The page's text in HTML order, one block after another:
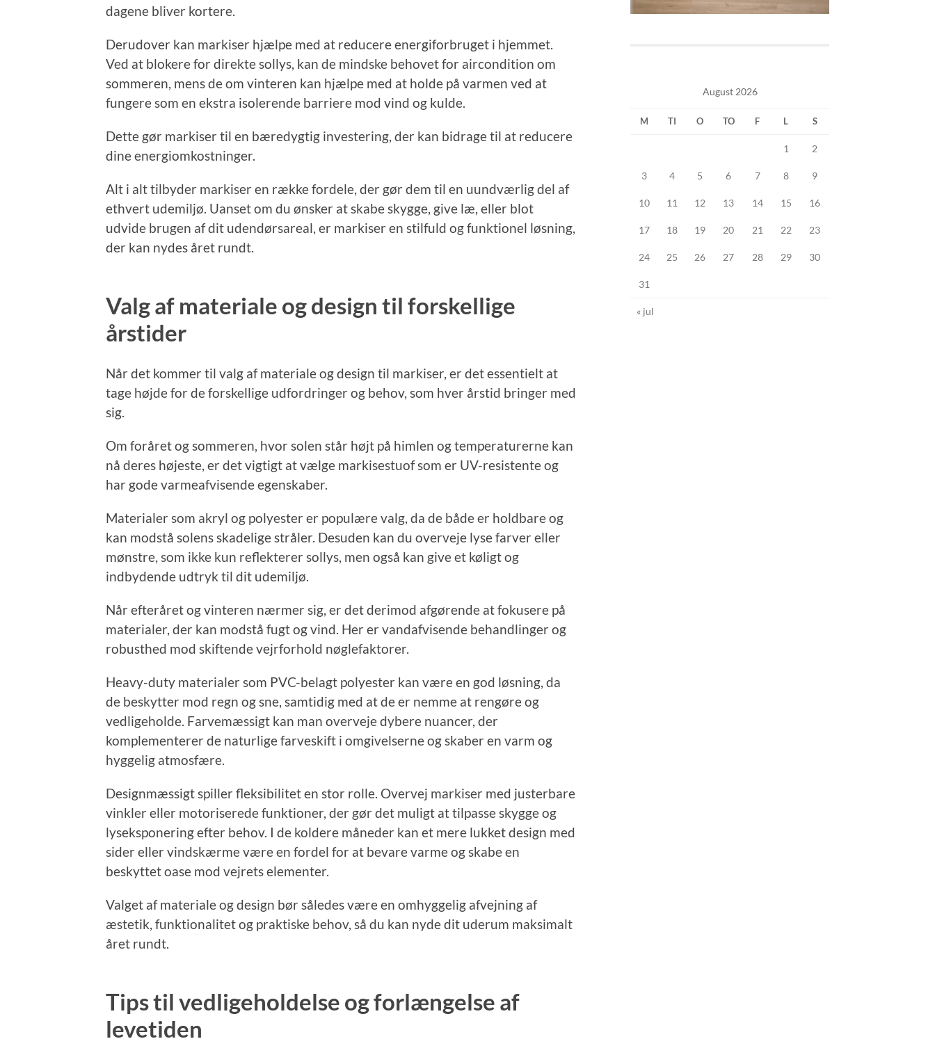
dagene bliver kortere.
Derudover kan markiser hjælpe med at reducere energiforbruget i hjemmet.
Ved at blokere for direkte sollys, kan de mindske behovet for aircondition om
sommeren, mens de om vinteren kan hjælpe med at holde på varmen ved at
fungere som en ekstra isolerende barriere mod vind og kulde.
Dette gør markiser til en bæredygtig investering, der kan bidrage til at reducere
dine energiomkostninger.
Alt i alt tilbyder markiser en række fordele, der gør dem til en uundværlig del af
ethvert udemiljø. Uanset om du ønsker at skabe skygge, give læ, eller blot
udvide brugen af dit udendørsareal, er markiser en stilfuld og funktionel løsning,
der kan nydes året rundt.
Valg af materiale og design til forskellige
årstider
Når det kommer til valg af materiale og design til markiser, er det essentielt at
tage højde for de forskellige udfordringer og behov, som hver årstid bringer med
sig.
Om foråret og sommeren, hvor solen står højt på himlen og temperaturerne kan
nå deres højeste, er det vigtigt at vælge markisestuof som er UV-resistente og
har gode varmeafvisende egenskaber.
Materialer som akryl og polyester er populære valg, da de både er holdbare og
kan modstå solens skadelige stråler. Desuden kan du overveje lyse farver eller
mønstre, som ikke kun reflekterer sollys, men også kan give et køligt og
indbydende udtryk til dit udemiljø.
Når efteråret og vinteren nærmer sig, er det derimod afgørende at fokusere på
materialer, der kan modstå fugt og vind. Her er vandafvisende behandlinger og
robusthed mod skiftende vejrforhold nøglefaktorer.
Heavy-duty materialer som PVC-belagt polyester kan være en god løsning, da
de beskytter mod regn og sne, samtidig med at de er nemme at rengøre og
vedligeholde. Farvemæssigt kan man overveje dybere nuancer, der
komplementerer de naturlige farveskift i omgivelserne og skaber en varm og
hyggelig atmosfære.
Designmæssigt spiller fleksibilitet en stor rolle. Overvej markiser med justerbare
vinkler eller motoriserede funktioner, der gør det muligt at tilpasse skygge og
lyseksponering efter behov. I de koldere måneder kan et mere lukket design med
sider eller vindskærme være en fordel for at bevare varme og skabe en
beskyttet oase mod vejrets elementer.
Valget af materiale og design bør således være en omhyggelig afvejning af
æstetik, funktionalitet og praktiske behov, så du kan nyde dit uderum maksimalt
året rundt.
Tips til vedligeholdelse og forlængelse af
levetiden
August 2026
M TI O TO F L S
1 2
3 4 5 6 7 8 9
10 11 12 13 14 15 16
17 18 19 20 21 22 23
24 25 26 27 28 29 30
31
« jul